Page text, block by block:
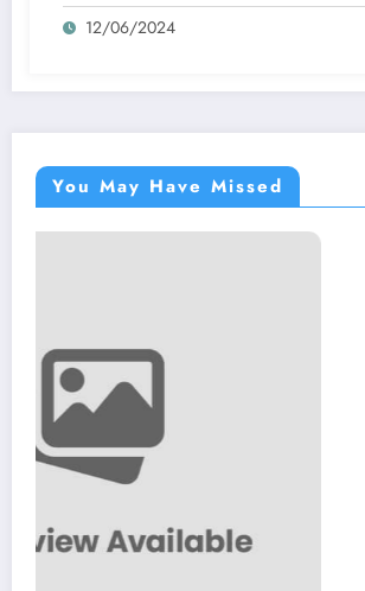
12/06/2024
You May Have Missed